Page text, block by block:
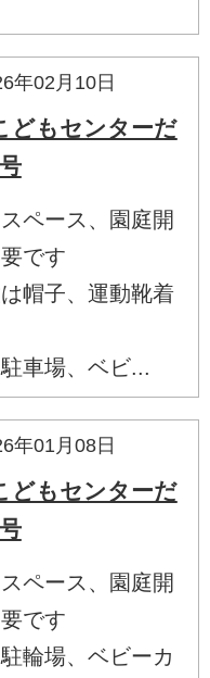
年02月10日
どもセンターだ
ペース、園庭開
です
は帽子、運動靴着
車場、ベビ...
年01月08日
どもセンターだ
ペース、園庭開
です
輪場、ベビーカ